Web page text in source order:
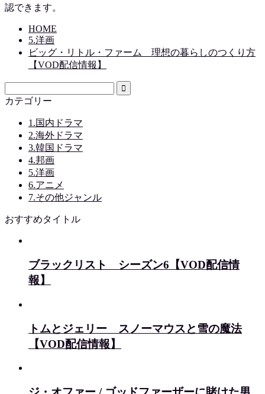
認できます。
HOME
5.洋画
ビッグ・リトル・ファーム 理想の暮らしのつくり方
【VOD配信情報】
カテゴリー
1.国内ドラマ
2.海外ドラマ
3.韓国ドラマ
4.邦画
5.洋画
6.アニメ
7.その他ジャンル
おすすめタイトル
ブラックリスト シーズン6【VOD配信情
報】
トムとジェリー スノーマウスと雪の魔法
【VOD配信情報】